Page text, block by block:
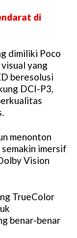
di
dimiliki Poco
yang
beresolusi
DCI-P3,
menonton
imersif
Vision
TrueColor
benar-benar